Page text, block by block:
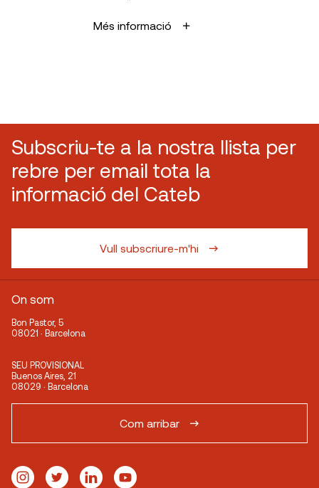
Més informació
Subscriu-te a la nostra llista per
rebre per email tota la
informació del Cateb
Vull subscriure-m'hi
On som
Bon Pastor, 5
08021 · Barcelona
SEU PROVISIONAL
Buenos Aires, 21
08029 · Barcelona
Com arribar